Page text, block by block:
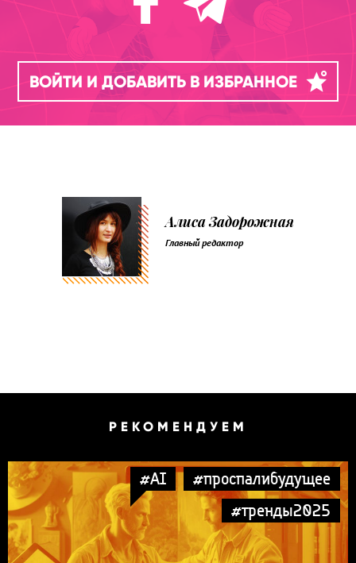
ВОЙТИ И ДОБАВИТЬ В ИЗБРАННОЕ
Алиса Задорожная
Главный редактор
РЕКОМЕНДУЕМ
#AI
#проспалибудущее
#тренды2025